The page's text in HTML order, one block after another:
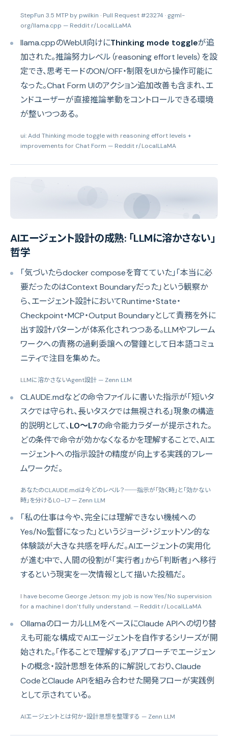
StepFun 3.5 MTP by pwilkin · Pull Request #23274 · ggml-
org/llama.cpp — Reddit r/LocalLLaMA
llama.cppのWebUI向けにThinking mode toggleが追
加された。推論努力レベル（reasoning effort levels）を設
定でき、思考モードのON/OFF・制限をUIから操作可能に
なった。Chat Form UIのアクション追加改善も含まれ、エ
ンドユーザーが直接推論挙動をコントロールできる環境
が整いつつある。
ui: Add Thinking mode toggle with reasoning effort levels +
improvements for Chat Form — Reddit r/LocalLLaMA
AIエージェント設計の成熟: 「LLMに溶かさない」
哲学
「気づいたらdocker composeを育てていた」「本当に必
要だったのはContext Boundaryだった」という観察か
ら、エージェント設計においてRuntime・State・
Checkpoint・MCP・Output Boundaryとして責務を外に
出す設計パターンが体系化されつつある。LLMやフレーム
ワークへの責務の過剰委譲への警鐘として日本語コミュ
ニティで注目を集めた。
LLMに溶かさないAgent設計 — Zenn LLM
CLAUDE.mdなどの命令ファイルに書いた指示が「短いタ
スクでは守られ、長いタスクでは無視される」現象の構造
的説明として、L0〜L7の命令能力ラダーが提示された。
どの条件で命令が効かなくなるかを理解することで、AIエ
ージェントへの指示設計の精度が向上する実践的フレー
ムワークだ。
あなたのCLAUDE.mdは今どのレベル？──指示が「効く時」と「効かない
時」を分けるL0–L7 — Zenn LLM
「私の仕事は今や、完全には理解できない機械への
Yes/No監督になった」というジョージ・ジェットソン的な
体験談が大きな共感を呼んだ。AIエージェントの実用化
が進む中で、人間の役割が「実行者」から「判断者」へ移行
するという現実を一次情報として描いた投稿だ。
I have become George Jetson: my job is now Yes/No supervision
for a machine I don’t fully understand. — Reddit r/LocalLLaMA
OllamaのローカルLLMをベースにClaude APIへの切り替
えも可能な構成でAIエージェントを自作するシリーズが開
始された。「作ることで理解する」アプローチでエージェン
トの概念・設計思想を体系的に解説しており、Claude
CodeとClaude APIを組み合わせた開発フローが実践例
として示されている。
AIエージェントとは何か・設計思想を整理する — Zenn LLM